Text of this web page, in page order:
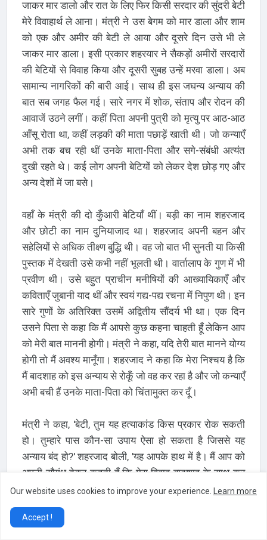
जाकर मार डालो और रात के लिए फिर किसी सरदार की सुंदरी बेटी
मेरे विवाहार्थ ले आना। मंत्री ने उस बेगम को मार डाला और शाम
को एक और अमीर की बेटी ले आया और दूसरे दिन उसे भी ले
जाकर मार डाला। इसी प्रकार शहरयार ने सैकड़ों अमीरों सरदारों
की बेटियों से विवाह किया और दूसरी सुबह उन्हें मरवा डाला। अब
सामान्य नागरिकों की बारी आई। साथ ही इस जघन्य अन्याय की
बात सब जगह फैल गई। सारे नगर में शोक, संताप और रोदन की
आवाजें उठने लगीं। कहीं पिता अपनी पुत्री को मृत्यु पर आठ-आठ
आँसू रोता था, कहीं लड़की की माता पछाड़ें खाती थी। जो कन्याएँ
अभी तक बच रही थीं उनके माता-पिता और सगे-संबंधी अत्यंत
दुखी रहते थे। कई लोग अपनी बेटियों को लेकर देश छोड़ गए और
अन्य देशों में जा बसे।
वहाँ के मंत्री की दो कुँआरी बेटियाँ थीं। बड़ी का नाम शहरजाद
और छोटी का नाम दुनियाजाद था। शहरजाद अपनी बहन और
सहेलियों से अधिक तीक्ष्ण बुद्धि थी। वह जो बात भी सुनती या किसी
पुस्तक में देखती उसे कभी नहीं भूलती थी। वार्तालाप के गुण में भी
प्रवीण थी। उसे बहुत प्राचीन मनीषियों की आख्यायिकाएँ और
कविताएँ जुबानी याद थीं और स्वयं गद्य-पद्य रचना में निपुण थी। इन
सारे गुणों के अतिरिक्त उसमें अद्वितीय सौंदर्य भी था। एक दिन
उसने पिता से कहा कि मैं आपसे कुछ कहना चाहती हूँ लेकिन आप
को मेरी बात माननी होगी। मंत्री ने कहा, यदि तेरी बात मानने योग्य
होगी तो मैं अवश्य मानूँगा। शहरजाद ने कहा कि मेरा निश्चय है कि
मैं बादशाह को इस अन्याय से रोकूँ जो वह कर रहा है और जो कन्याएँ
अभी बची हैं उनके माता-पिता को चिंतामुक्त कर दूँ।
मंत्री ने कहा, 'बेटी, तुम यह हत्याकांड किस प्रकार रोक सकती
हो। तुम्हारे पास कौन-सा उपाय ऐसा हो सकता है जिससे यह
अन्याय बंद हो?' शहरजाद बोली, 'यह आपके हाथ में है। मैं आप को
अपनी सौगंध देकर कहती हूँ कि मेरा विवाह बादशाह के साथ कर
दीजिए।' मंत्री यह सुनकर काँपने लगा और बोला, 'बेटी, तू पागल
हो गई है क्या जो ऐसी वाहियात बातें कर रही है। क्या तुझे बादशाह
के प्रण का पता नहीं है? तू सोच- समझ कर बात किया कर। तू
Our website uses cookies to improve your experience. Learn more
Accept !